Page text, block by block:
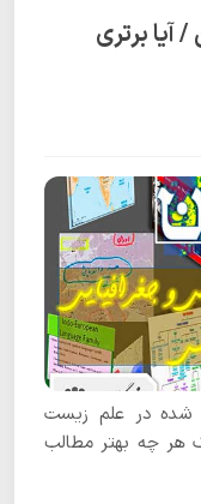
برتری
شده در علم زیست
هر چه بهتر مطالب